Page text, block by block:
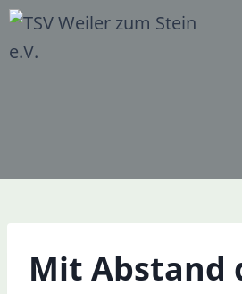
Zum
Inhalt
Mit Abstand